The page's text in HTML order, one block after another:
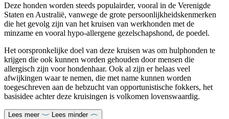
Deze honden worden steeds populairder, vooral in de Verenigde
Staten en Australië, vanwege de grote persoonlijkheidskenmerken
die het gevolg zijn van het kruisen van werkhonden met de
minzame en vooral hypo-allergene gezelschapshond, de poedel.
Het oorspronkelijke doel van deze kruisen was om hulphonden te
krijgen die ook kunnen worden gehouden door mensen die
allergisch zijn voor hondenhaar. Ook al zijn er helaas veel
afwijkingen waar te nemen, die met name kunnen worden
toegeschreven aan de hebzucht van opportunistische fokkers, het
basisidee achter deze kruisingen is volkomen lovenswaardig.
Lees meer Lees minder